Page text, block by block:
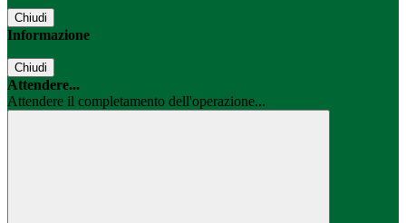
Chiudi
Informazione
Chiudi
Attendere...
Attendere il completamento dell'operazione...